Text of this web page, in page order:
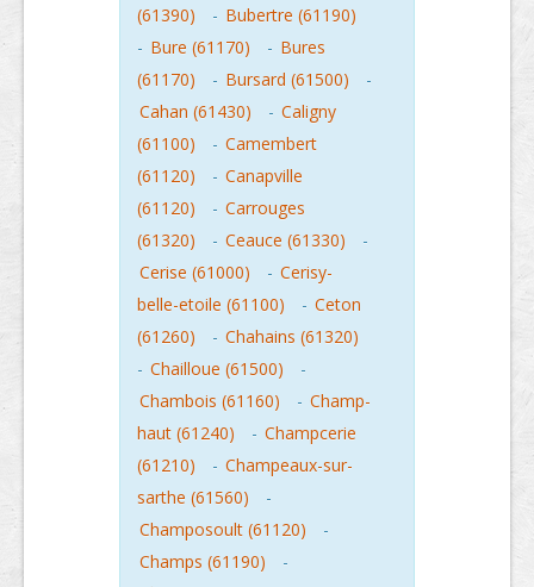
(61390)
- Bubertre (61190)
- Bure (61170) - Bures
(61170)
- Bursard (61500)
-
Cahan (61430)
- Caligny
(61100)
- Camembert
(61120)
- Canapville
(61120)
- Carrouges
(61320)
- Ceauce (61330)
-
Cerise (61000)
- Cerisy-
belle-etoile (61100)
- Ceton
(61260)
- Chahains (61320)
- Chailloue (61500)
-
Chambois (61160)
- Champ-
haut (61240)
- Champcerie
(61210)
- Champeaux-sur-
sarthe (61560)
-
Champosoult (61120)
-
Champs (61190)
-